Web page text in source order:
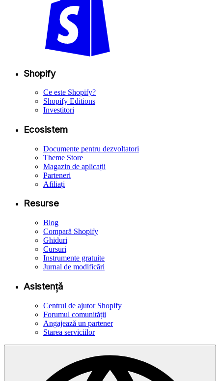
Shopify
Ce este Shopify?
Shopify Editions
Investitori
Ecosistem
Documente pentru dezvoltatori
Theme Store
Magazin de aplicații
Parteneri
Afiliați
Resurse
Blog
Compară Shopify
Ghiduri
Cursuri
Instrumente gratuite
Jurnal de modificări
Asistență
Centrul de ajutor Shopify
Forumul comunității
Angajează un partener
Starea serviciilor